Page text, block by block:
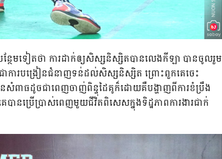
ន្ថែម​ទៀត​ថា​ ការ​ដាក់​ឲ្យ​សិស្សនិស្សិត​បាន​លេង​កីឡា​ បាន​ចូលរួម​
ា​ការ​បង្រៀន​ជំនាញ​ទន់​ដល់​សិស្ស​និស្សិត​ ព្រោះ​ពួកគេ​ចេះ​
មាន​សំពាធ​ដូច​ជាពេញ​ចាញ់​ពិន្ទុ​ដៃគូ​ក៏​ដោយ​គឺ​បង្ហាញ​ពី​ការ​ខំប្រឹង​
ន​ប្រើប្រាស់​ពេញ​មួយ​ជីវិត​ពិសេស​ក្នុង​ទិដ្ឋភាព​ការងារ​ជាក់